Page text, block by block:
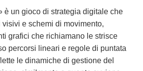
è un gioco di strategia digitale che
e schemi di movimento,
grafici che richiamano le strisce
percorsi lineari e regole di puntata
le dinamiche di gestione del